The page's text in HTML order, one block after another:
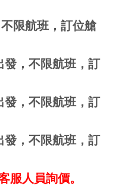
限航班，訂位艙
，不限航班，訂
，不限航班，訂
，不限航班，訂
服人員詢價。